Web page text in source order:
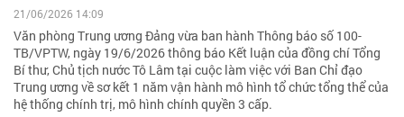
21/06/2026 14:09
Văn phòng Trung ương Đảng vừa ban hành Thông báo số 100-
TB/VPTW, ngày 19/6/2026 thông báo Kết luận của đồng chí Tổng
Bí thư, Chủ tịch nước Tô Lâm tại cuộc làm việc với Ban Chỉ đạo
Trung ương về sơ kết 1 năm vận hành mô hình tổ chức tổng thể của
hệ thống chính trị, mô hình chính quyền 3 cấp.